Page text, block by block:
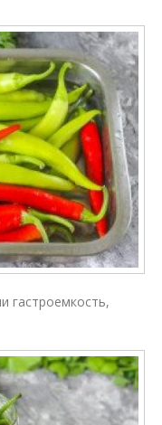
гастроемкость,